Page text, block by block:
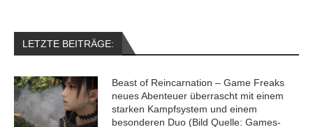
LETZTE BEITRÄGE:
Beast of Reincarnation – Game Freaks
neues Abenteuer überrascht mit einem
starken Kampfsystem und einem
besonderen Duo (Bild Quelle: Games-